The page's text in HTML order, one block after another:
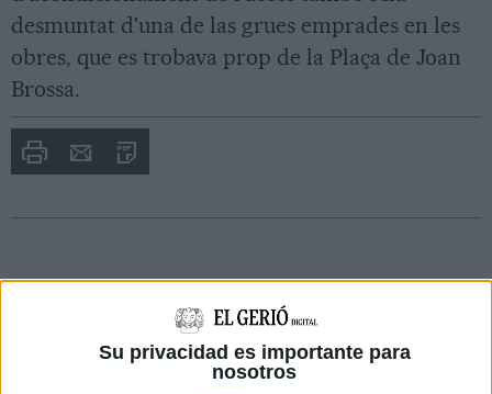
Su privacidad es importante para
nosotros
desmuntat d'una de las grues emprades en les
obres, que es trobava prop de la Plaça de Joan
Brossa.
Envia